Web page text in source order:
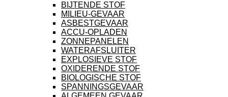
BIJTENDE STOF
MILIEU-GEVAAR
ASBESTGEVAAR
ACCU-OPLADEN
ZONNEPANELEN
WATERAFSLUITER
EXPLOSIEVE STOF
OXIDERENDE STOF
BIOLOGISCHE STOF
SPANNINGSGEVAAR